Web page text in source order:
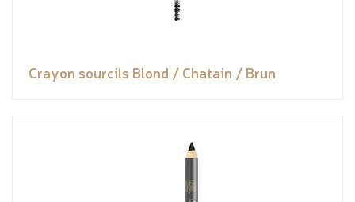
Crayon sourcils Blond / Chatain / Brun